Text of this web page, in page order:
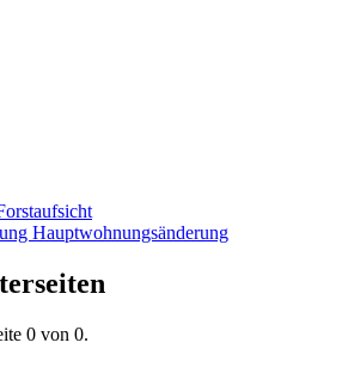
Hauptwohnungsänderung
0 von 0.